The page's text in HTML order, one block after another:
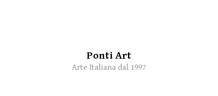
Ponti Art
Arte Italiana dal 1997